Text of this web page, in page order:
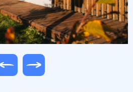
Image précédente
Image suivante